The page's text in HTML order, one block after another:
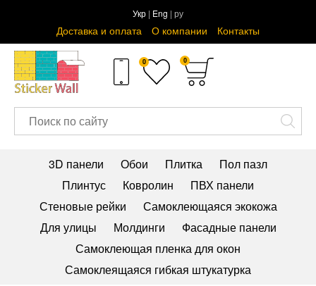
Укр | Eng | ру
Доставка и оплата О компании Контакты
0 0
3D панели Обои Плитка
Пол пазл
Плинтус
Ковролин
ПВХ панели
Стеновые рейки
Самоклеющаяся экокожа
Для улицы
Молдинги
Фасадные панели
Самоклеющая пленка для окон
Самоклеящаяся гибкая штукатурка